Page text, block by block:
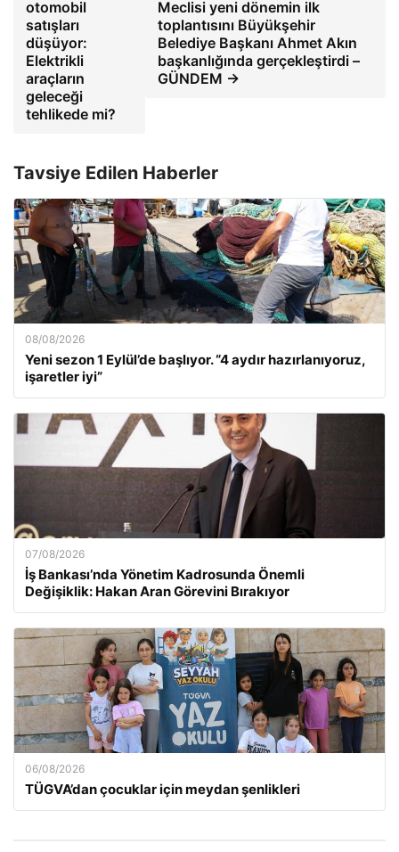
otomobil
satışları
düşüyor:
Elektrikli
araçların
geleceği
tehlikede mi?
Meclisi yeni dönemin ilk
toplantısını Büyükşehir
Belediye Başkanı Ahmet Akın
başkanlığında gerçekleştirdi –
GÜNDEM →
Tavsiye Edilen Haberler
08/08/2026
Yeni sezon 1 Eylül’de başlıyor. “4 aydır hazırlanıyoruz,
işaretler iyi”
07/08/2026
İş Bankası’nda Yönetim Kadrosunda Önemli
Değişiklik: Hakan Aran Görevini Bırakıyor
06/08/2026
TÜGVA’dan çocuklar için meydan şenlikleri